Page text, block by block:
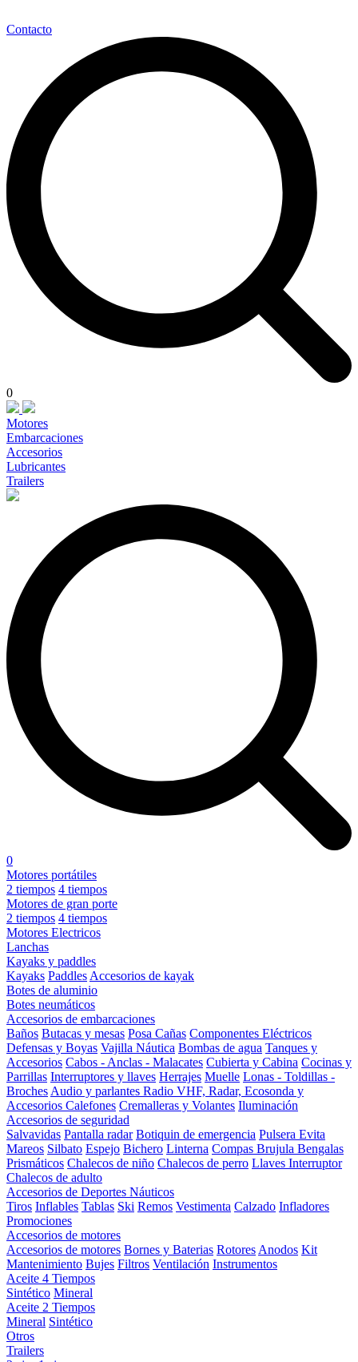
Contacto
0
Motores
Embarcaciones
Accesorios
Lubricantes
Trailers
0
Motores portátiles
2 tiempos 4 tiempos
Motores de gran porte
2 tiempos 4 tiempos
Motores Electricos
Lanchas
Kayaks y paddles
Kayaks Paddles Accesorios de kayak
Botes de aluminio
Botes neumáticos
Accesorios de embarcaciones
Baños Butacas y mesas Posa Cañas Componentes Eléctricos
Defensas y Boyas Vajilla Náutica Bombas de agua Tanques y
Accesorios Cabos - Anclas - Malacates Cubierta y Cabina Cocinas y
Parrillas Interruptores y llaves Herrajes Muelle Lonas - Toldillas -
Broches Audio y parlantes Radio VHF, Radar, Ecosonda y
Accesorios Calefones Cremalleras y Volantes Iluminación
Accesorios de seguridad
Salvavidas Pantalla radar Botiquin de emergencia Pulsera Evita
Mareos Silbato Espejo Bichero Linterna Compas Brujula Bengalas
Prismáticos Chalecos de niño Chalecos de perro Llaves Interruptor
Chalecos de adulto
Accesorios de Deportes Náuticos
Tiros Inflables Tablas Ski Remos Vestimenta Calzado Infladores
Promociones
Accesorios de motores
Accesorios de motores Bornes y Baterias Rotores Anodos Kit
Mantenimiento Bujes Filtros Ventilación Instrumentos
Aceite 4 Tiempos
Sintético Mineral
Aceite 2 Tiempos
Mineral Sintético
Otros
Trailers